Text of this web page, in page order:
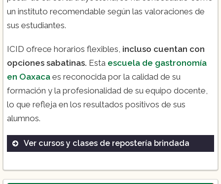
un instituto recomendable según las valoraciones de
sus estudiantes.
ICID ofrece horarios flexibles, incluso cuentan con
opciones sabatinas. Esta escuela de gastronomía
en Oaxaca es reconocida por la calidad de su
formación y la profesionalidad de su equipo docente,
lo que refleja en los resultados positivos de sus
alumnos.
Ver cursos y clases de repostería brindada
Curso de Pastelería Internacional